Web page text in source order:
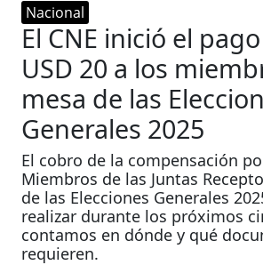
Nacional
El CNE inició el
USD 20 a los
mesa de las
Generales 2025
El cobro de la compensación
Miembros de las Juntas
de las Elecciones Generales
realizar durante los próximos
contamos en dónde y qué
requieren.